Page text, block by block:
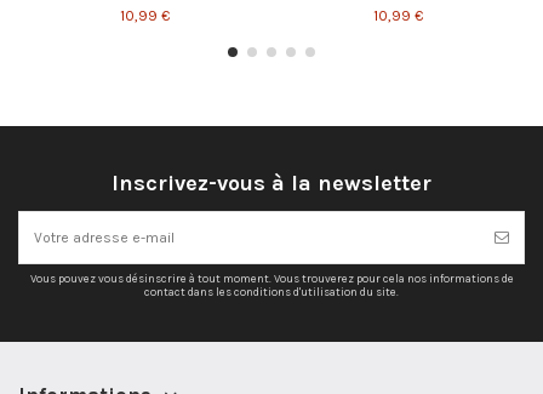
10,99 €
10,99 €
Inscrivez-vous à la newsletter
Vous pouvez vous désinscrire à tout moment. Vous trouverez pour cela nos informations de
contact dans les conditions d'utilisation du site.